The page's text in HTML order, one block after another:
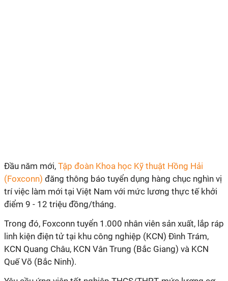
Đầu năm mới, Tập đoàn Khoa học Kỹ thuật Hồng Hải
(Foxconn) đăng thông báo tuyển dụng hàng chục nghìn vị
trí việc làm mới tại Việt Nam với mức lương thực tế khởi
điểm 9 - 12 triệu đồng/tháng.
Trong đó, Foxconn tuyển 1.000 nhân viên sản xuất, lắp ráp
linh kiện điện tử tại khu công nghiệp (KCN) Đình Trám,
KCN Quang Châu, KCN Vân Trung (Bắc Giang) và KCN
Quế Võ (Bắc Ninh).